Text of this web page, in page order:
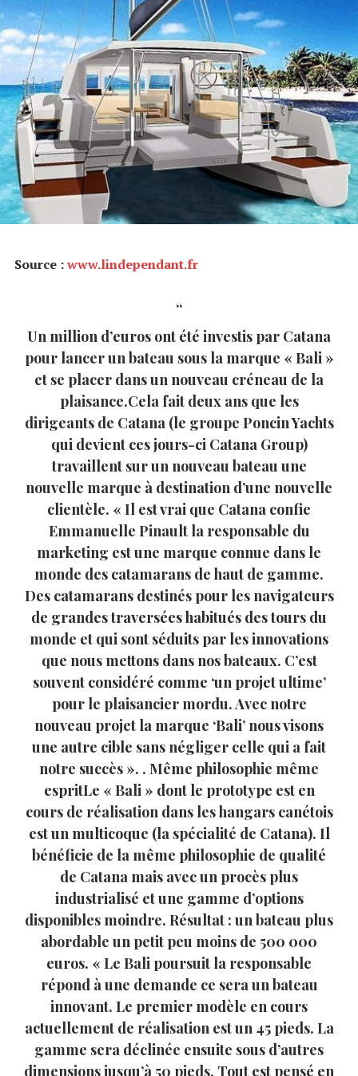
Source :www.lindependant.fr
Un million d’euros ont été investis par Catana
pour lancer un bateau sous la marque « Bali »
et se placer dans un nouveau créneau de la
plaisance.Cela fait deux ans que les
dirigeants de Catana (le groupe Poncin Yachts
qui devient ces jours-ci Catana Group)
travaillent sur un nouveau bateau une
nouvelle marque à destination d’une nouvelle
clientèle. « Il est vrai que Catana confie
Emmanuelle Pinault la responsable du
marketing est une marque connue dans le
monde des catamarans de haut de gamme.
Des catamarans destinés pour les navigateurs
de grandes traversées habitués des tours du
monde et qui sont séduits par les innovations
que nous mettons dans nos bateaux. C’est
souvent considéré comme ‘un projet ultime’
pour le plaisancier mordu. Avec notre
nouveau projet la marque ‘Bali’ nous visons
une autre cible sans négliger celle qui a fait
notre succès ». . Même philosophie même
espritLe « Bali » dont le prototype est en
cours de réalisation dans les hangars canétois
est un multicoque (la spécialité de Catana). Il
bénéficie de la même philosophie de qualité
de Catana mais avec un procès plus
industrialisé et une gamme d’options
disponibles moindre. Résultat : un bateau plus
abordable un petit peu moins de 500 000
euros. « Le Bali poursuit la responsable
répond à une demande ce sera un bateau
innovant. Le premier modèle en cours
actuellement de réalisation est un 45 pieds. La
gamme sera déclinée ensuite sous d’autres
dimensions jusqu’à 50 pieds. Tout est pensé en